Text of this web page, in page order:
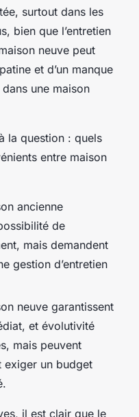
surtout dans les
bien que l’entretien
neuve peut
et d’un manque
une maison
la question : quels
entre maison
ancienne
de
mais demandent
gestion d’entretien
neuve garantissent
et évolutivité
mais peuvent
exiger un budget
il est clair que le